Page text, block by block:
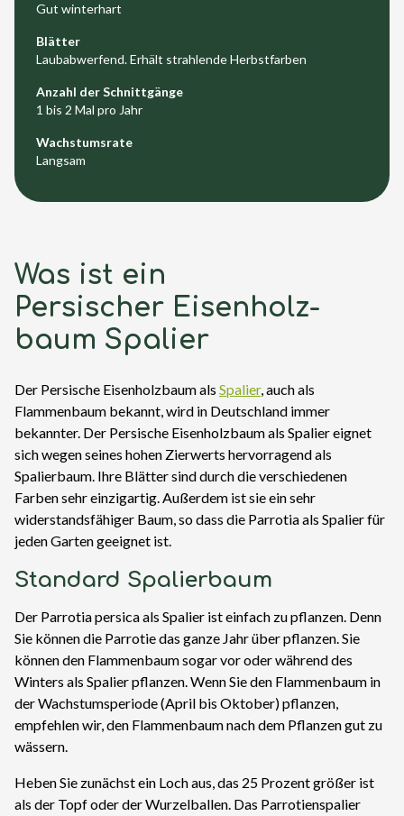
Gut winterhart
Blätter
Laubabwerfend. Erhält strahlende Herbstfarben
Anzahl der Schnittgänge
1 bis 2 Mal pro Jahr
Wachstumsrate
Langsam
Was ist ein
Persischer Eisenholz-
baum Spalier
Der Persische Eisenholzbaum als Spalier, auch als
Flammenbaum bekannt, wird in Deutschland immer
bekannter. Der Persische Eisenholzbaum als Spalier eignet
sich wegen seines hohen Zierwerts hervorragend als
Spalierbaum. Ihre Blätter sind durch die verschiedenen
Farben sehr einzigartig. Außerdem ist sie ein sehr
widerstandsfähiger Baum, so dass die Parrotia als Spalier für
jeden Garten geeignet ist.
Standard Spalierbaum
Der Parrotia persica als Spalier ist einfach zu pflanzen. Denn
Sie können die Parrotie das ganze Jahr über pflanzen. Sie
können den Flammenbaum sogar vor oder während des
Winters als Spalier pflanzen. Wenn Sie den Flammenbaum in
der Wachstumsperiode (April bis Oktober) pflanzen,
empfehlen wir, den Flammenbaum nach dem Pflanzen gut zu
wässern.
Heben Sie zunächst ein Loch aus, das 25 Prozent größer ist
als der Topf oder der Wurzelballen. Das Parrotienspalier